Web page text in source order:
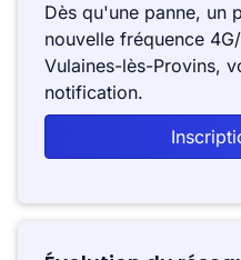
Dès qu'une panne, un
nouvelle fréquence
Vulaines-lès-Provins,
notification.